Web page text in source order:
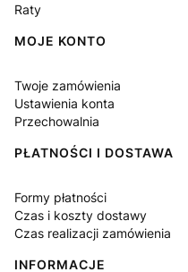
Raty
MOJE KONTO
Twoje zamówienia
Ustawienia konta
Przechowalnia
PŁATNOŚCI I DOSTAWA
Formy płatności
Czas i koszty dostawy
Czas realizacji zamówienia
INFORMACJE